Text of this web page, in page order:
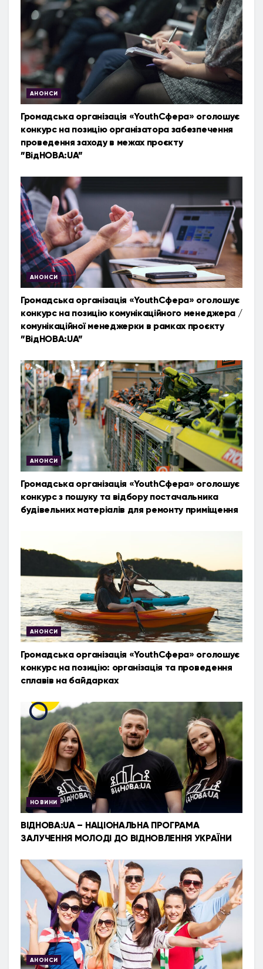
АНОНСИ
Громадська організація «YouthСфера» оголошує
конкурс на позицію організатора забезпечення
проведення заходу в межах проєкту
”ВідНОВА:UA”
АНОНСИ
Громадська організація «YouthСфера» оголошує
конкурс на позицію комунікаційного менеджера /
комунікаційної менеджерки в рамках проєкту
”ВідНОВА:UA”
АНОНСИ
Громадська організація «YouthСфера» оголошує
конкурс з пошуку та відбору постачальника
будівельних матеріалів для ремонту приміщення
АНОНСИ
Громадська організація «YouthСфера» оголошує
конкурс на позицію: організація та проведення
сплавів на байдарках
НОВИНИ
ВІДНОВА:UA – НАЦІОНАЛЬНА ПРОГРАМА
ЗАЛУЧЕННЯ МОЛОДІ ДО ВІДНОВЛЕННЯ УКРАЇНИ
АНОНСИ